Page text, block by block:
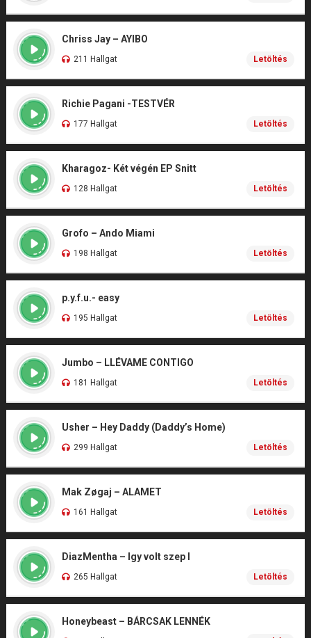
Chriss Jay – AYIBO
211 Hallgat Letöltés
Richie Pagani -TESTVÉR
177 Hallgat Letöltés
Kharagoz- Két végén EP Snitt
128 Hallgat Letöltés
Grofo – Ando Miami
198 Hallgat Letöltés
p.y.f.u.- easy
195 Hallgat Letöltés
Jumbo – LLÉVAME CONTIGO
181 Hallgat Letöltés
Usher – Hey Daddy (Daddy’s Home)
299 Hallgat Letöltés
Mak Zøgaj – ALAMET
161 Hallgat Letöltés
DiazMentha – Igy volt szep I
265 Hallgat Letöltés
Honeybeast – BÁRCSAK LENNÉK